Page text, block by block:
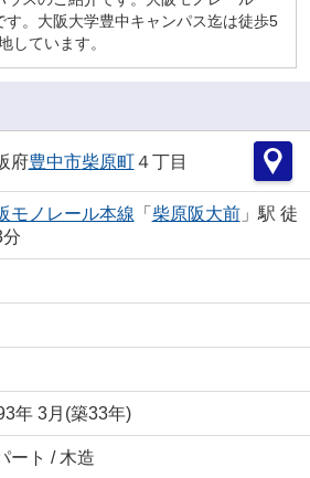
す。大阪大学豊中キャンパス迄は徒歩5
しています。
府豊中市柴原町４丁目
モノレール本線 「 柴原阪大前」駅 徒
年 3月(築33年)
ート / 木造